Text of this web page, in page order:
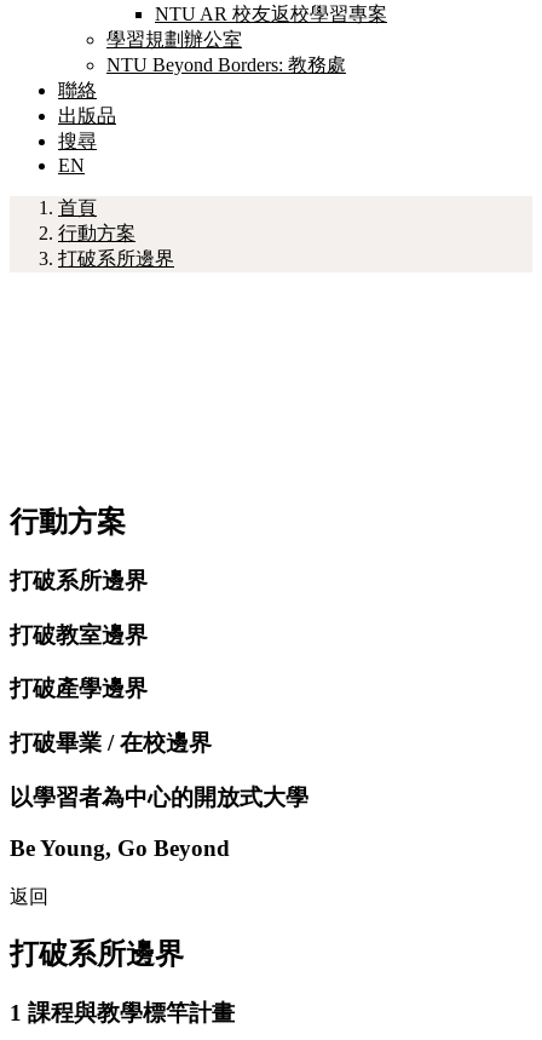
NTU AR 校友返校學習專案
學習規劃辦公室
NTU Beyond Borders: 教務處
聯絡
出版品
搜尋
EN
首頁
行動方案
打破系所邊界
行動方案
打破系所邊界
打破教室邊界
打破產學邊界
打破畢業 / 在校邊界
以學習者為中心的開放式大學
Be Young, Go Beyond
返回
打破系所邊界
1 課程與教學標竿計畫